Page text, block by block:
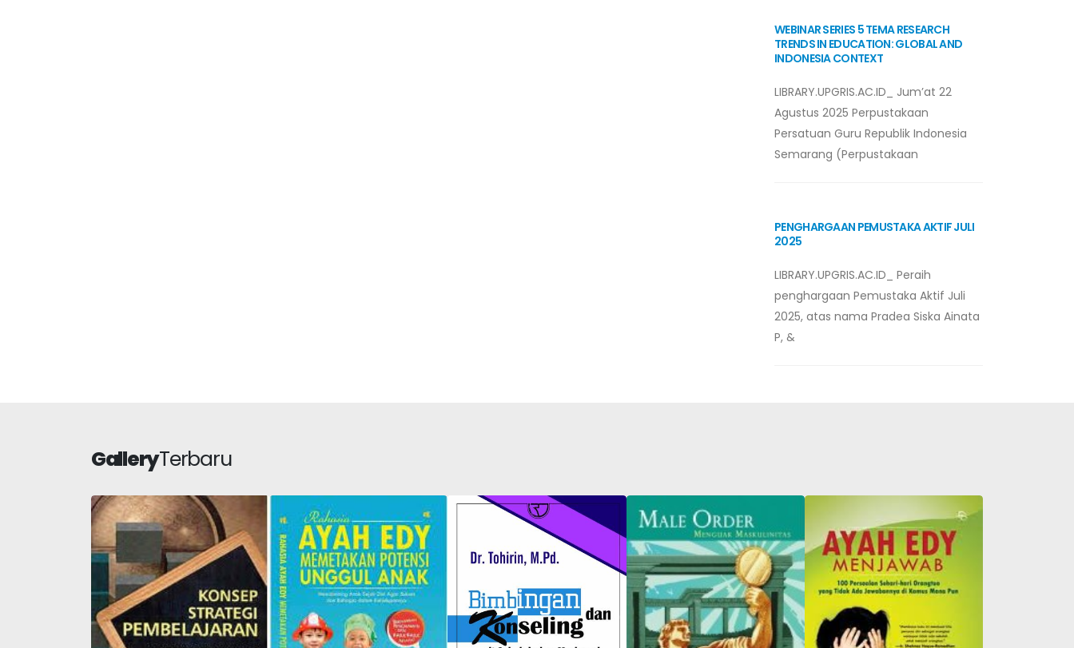
WEBINAR SERIES 5 TEMA RESEARCH
TRENDS IN EDUCATION: GLOBAL AND
INDONESIA CONTEXT
LIBRARY.UPGRIS.AC.ID_ Jum’at 22
Agustus 2025 Perpustakaan
Persatuan Guru Republik Indonesia
Semarang (Perpustakaan
PENGHARGAAN PEMUSTAKA AKTIF JULI
2025
LIBRARY.UPGRIS.AC.ID_ Peraih
penghargaan Pemustaka Aktif Juli
2025, atas nama Pradea Siska Ainata
P, &
GalleryTerbaru